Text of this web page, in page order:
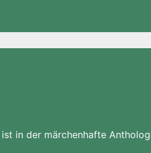
in der märchenhafte